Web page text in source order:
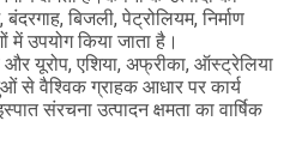
बिजली, पेट्रोलियम, निर्माण
में उपयोग किया जाता है।
यूरोप, एशिया, अफ्रीका, ऑस्ट्रेलिया
से वैश्विक ग्राहक आधार पर कार्य
संरचना उत्पादन क्षमता का वार्षिक